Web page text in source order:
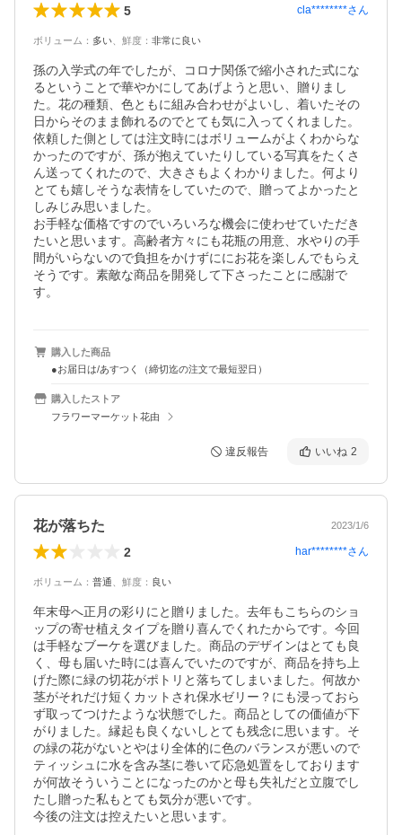
5 cla********さん
ボリューム ： 多い 鮮度 ： 非常に良い
孫の入学式の年でしたが、コロナ関係で縮小された式にな
るということで華やかにしてあげようと思い、贈りまし
た。花の種類、色ともに組み合わせがよいし、着いたその
日からそのまま飾れるのでとても気に入ってくれました。
依頼した側としては注文時にはボリュームがよくわからな
かったのですが、孫が抱えていたりしている写真をたくさ
ん送ってくれたので、大きさもよくわかりました。何より
とても嬉しそうな表情をしていたので、贈ってよかったと
しみじみ思いました。
お手軽な価格ですのでいろいろな機会に使わせていただき
たいと思います。高齢者方々にも花瓶の用意、水やりの手
間がいらないので負担をかけずににお花を楽しんでもらえ
そうです。素敵な商品を開発して下さったことに感謝で
す。
購入した商品
●お届日は/あすつく（締切迄の注文で最短翌日）
購入したストア
フラワーマーケット花由
違反報告 いいね 2
花が落ちた 2023/1/6
2 har********さん
ボリューム ： 普通 鮮度 ： 良い
年末母へ正月の彩りにと贈りました。去年もこちらのショ
ップの寄せ植えタイプを贈り喜んでくれたからです。今回
は手軽なブーケを選びました。商品のデザインはとても良
く、母も届いた時には喜んでいたのですが、商品を持ち上
げた際に緑の切花がポトリと落ちてしまいました。何故か
茎がそれだけ短くカットされ保水ゼリー？にも浸っておら
ず取ってつけたような状態でした。商品としての価値が下
がりました。縁起も良くないしとても残念に思います。そ
の緑の花がないとやはり全体的に色のバランスが悪いので
ティッシュに水を含み茎に巻いて応急処置をしております
が何故そういうことになったのかと母も失礼だと立腹でし
たし贈った私もとても気分が悪いです。
今後の注文は控えたいと思います。